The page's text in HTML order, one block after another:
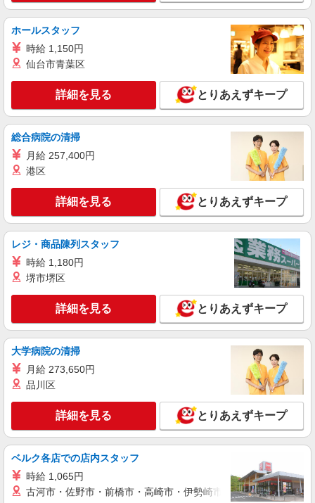
ライフ大井町トラックス店（店舗コード683）
青果
ライフ大井町トラックス店 東京都品川区広町
二丁目1番3号
キープ 詳細を見る
パート
ライフ東五反田店（店舗コード612）
時給1,235円以上
ライフ東五反田店 東京都品川区東五反田2-19-
6
詳細を見る
パート
ライフ大崎ニューシティ店（店舗コード878）
日用雑貨
時給1,235円以上
ライフ大崎ニューシティ店 東京都品川区大崎
1-6-45号館
詳細を見る
ライフドラッグプラス品川御殿山店（店舗コード618）
惣菜
ライフドラッグプラス品川御殿山店 東京都品
ホールスタッフ
時給 1,150円
仙台市青葉区
詳細を見る とりあえずキープ
総合病院の清掃
月給 257,400円
港区
詳細を見る とりあえずキープ
レジ・商品陳列スタッフ
時給 1,180円
堺市堺区
詳細を見る とりあえずキープ
大学病院の清掃
月給 273,650円
品川区
詳細を見る とりあえずキープ
ベルク各店での店内スタッフ
時給 1,065円
古河市・佐野市・前橋市・高崎市・伊勢崎市・太田市・館林市